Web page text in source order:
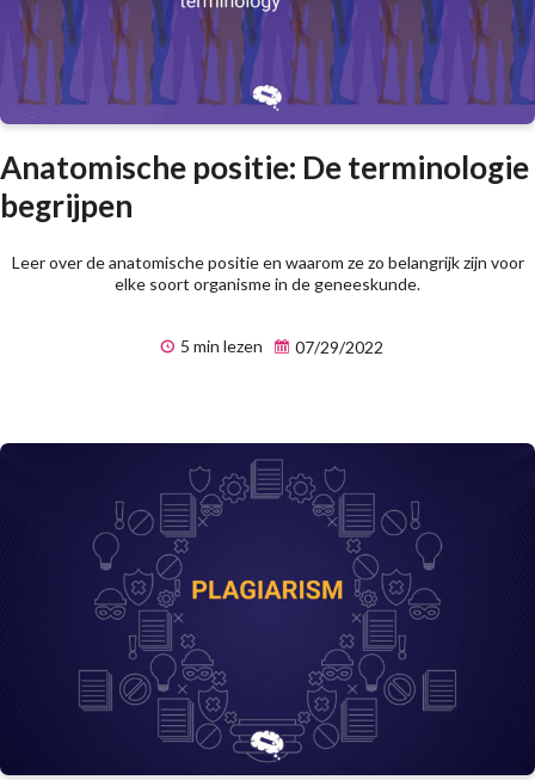
Anatomische positie: De terminologie
begrijpen
Leer over de anatomische positie en waarom ze zo belangrijk zijn voor
elke soort organisme in de geneeskunde.
5 min lezen 07/29/2022